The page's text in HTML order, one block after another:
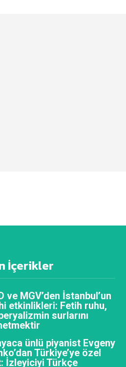
İçerikler
ve MGV’den İstanbul’un
etkinlikleri: Fetih ruhu,
surlarını
ünlü piyanist Evgeny
Türkiye’ye özel
İzleyiciyi Türkçe